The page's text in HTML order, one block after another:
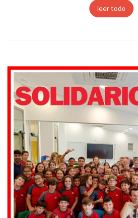
leer todo